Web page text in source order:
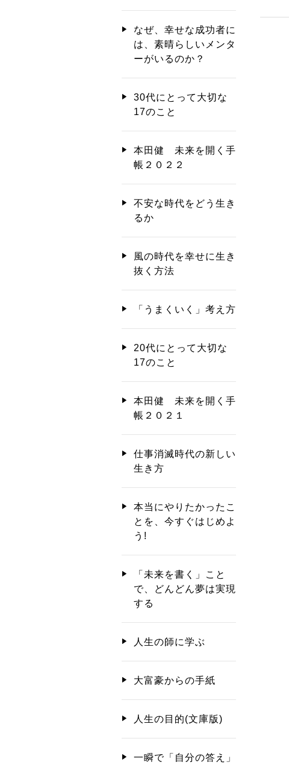
なぜ、幸せな成功者に
は、素晴らしいメンタ
ーがいるのか？
30代にとって大切な
17のこと
本田健 未来を開く手
帳２０２２
不安な時代をどう生き
るか
風の時代を幸せに生き
抜く方法
「うまくいく」考え方
20代にとって大切な
17のこと
本田健 未来を開く手
帳２０２１
仕事消滅時代の新しい
生き方
本当にやりたかったこ
とを、今すぐはじめよ
う!
「未来を書く」こと
で、どんどん夢は実現
する
人生の師に学ぶ
大富豪からの手紙
人生の目的(文庫版)
一瞬で「自分の答え」